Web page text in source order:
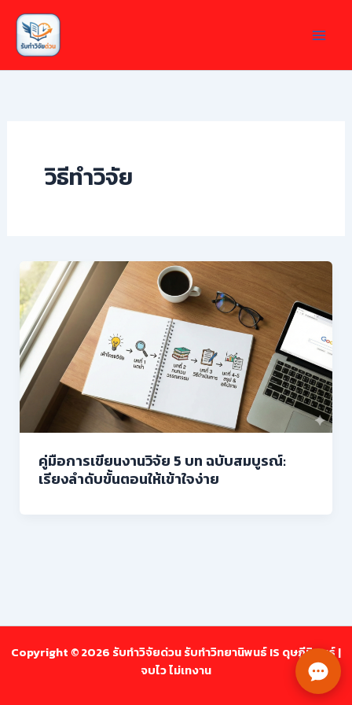
Skip
content
วิธีทำวิจัย
คู่มือการเขียนงานวิจัย 5 บท ฉบับสมบูรณ์:
เรียงลำดับขั้นตอนให้เข้าใจง่าย
Copyright © 2026 รับทำวิจัยด่วน รับทำวิทยานิพนธ์ IS ดุษฎีนิพนธ์ |
จบไว ไม่เทงาน